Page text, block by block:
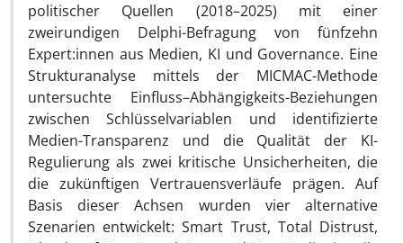
politischer Quellen (2018–2025) mit einer
zweirundigen Delphi-Befragung von fünfzehn
Expert:innen aus Medien, KI und Governance. Eine
Strukturanalyse mittels der MICMAC-Methode
untersuchte Einfluss–Abhängigkeits-Beziehungen
zwischen Schlüsselvariablen und identifizierte
Medien-Transparenz und die Qualität der KI-
Regulierung als zwei kritische Unsicherheiten, die
die zukünftigen Vertrauensverläufe prägen. Auf
Basis dieser Achsen wurden vier alternative
Szenarien entwickelt: Smart Trust, Total Distrust,